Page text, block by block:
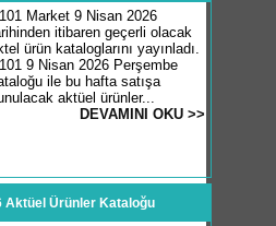
Market 9 Nisan 2026
itibaren geçerli olacak
ürün kataloglarını yayınladı.
9 Nisan 2026 Perşembe
ile bu hafta satışa
aktüel ürünler...
DEVAMINI OKU >>
Aktüel Ürünler Kataloğu